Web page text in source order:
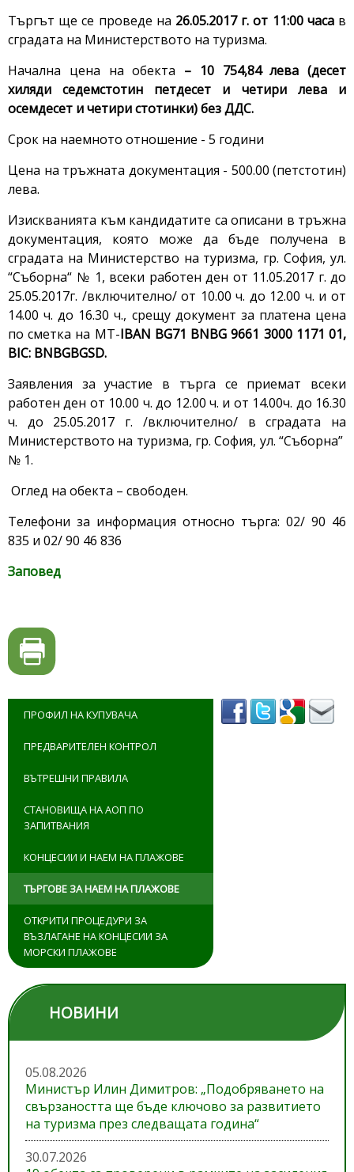
Търгът ще се проведе на 26.05.2017 г. от 11:00 часав
сградата на Министерството на туризма.
Начална цена на обекта – 10 754,84 лева (десет
хиляди седемстотин петдесет и четири лева и
осемдесет и четири стотинки) без ДДС.
Срок на наемното отношение - 5 години
Цена на тръжната документация - 500.00 (петстотин)
лева.
Изискванията към кандидатите са описани в тръжна
документация, която може да бъде получена в
сградата на Министерство на туризма, гр. София, ул.
“Съборна“ № 1, всеки работен ден от 11.05.2017 г. до
25.05.2017г. /включително/ от 10.00 ч. до 12.00 ч. и от
14.00 ч. до 16.30 ч., срещу документ за платена цена
по сметка на МТ-IBAN BG71 BNBG 9661 3000 1171 01,
BIC: BNBGBGSD.
Заявления за участие в търга се приемат всеки
работен ден от 10.00 ч. до 12.00 ч. и от 14.00ч. до 16.30
ч. до 25.05.2017 г. /включително/ в сградата на
Министерството на туризма, гр. София, ул. “Съборна”
№ 1.
Оглед на обекта – свободен.
Телефони за информация относно търга: 02/ 90 46
835 и 02/ 90 46 836
Заповед
ПРОФИЛ НА КУПУВАЧА
ПРЕДВАРИТЕЛЕН КОНТРОЛ
ВЪТРЕШНИ ПРАВИЛА
СТАНОВИЩА НА АОП ПО
ЗАПИТВАНИЯ
КОНЦЕСИИ И НАЕМ НА ПЛАЖОВЕ
ТЪРГОВЕ ЗА НАЕМ НА ПЛАЖОВЕ
ОТКРИТИ ПРОЦЕДУРИ ЗА
ВЪЗЛАГАНЕ НА КОНЦЕСИИ ЗА
МОРСКИ ПЛАЖОВЕ
НОВИНИ
05.08.2026
Министър Илин Димитров: „Подобряването на
свързаността ще бъде ключово за развитието
на туризма през следващата година“
30.07.2026